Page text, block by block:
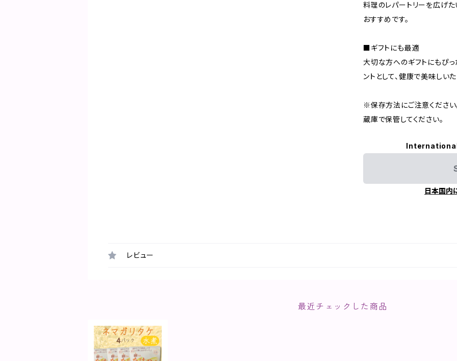
料理のレパートリーを広げ
おすすめです。
■ギフトにも最適
大切な方へのギフトにもぴっ
ントとして、健康で美味しい
※保存方法にご注意くださ
蔵庫で保管してください。
日本国内
レビュー
最近チェックした商品